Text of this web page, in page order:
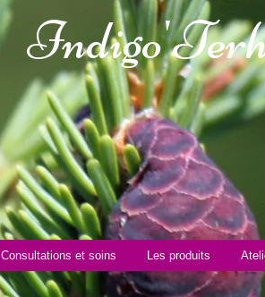
Indigo'Te
Consultations et soins Les produits